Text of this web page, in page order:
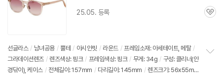
25.05. 등록
관
선글라스 / 남녀공용 / 뿔테 / 아시안핏 / 라운드 / 프레임소재: 아세테이트, 메탈 /
그라데이션렌즈 / 렌즈색상: 핑크 / 프레임색상: 핑크 / 무게: 34g / 구성: 클리너(안
경닦이), 케이스 / 전체길이: 157mm / 다리길이: 145mm / 렌즈크기: 56x55m